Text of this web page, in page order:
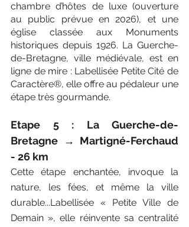
chambre d’hôtes de luxe (ouverture
au public prévue en 2026), et une
église classée aux Monuments
historiques depuis 1926. La Guerche-
de-Bretagne, ville médiévale, est en
ligne de mire : Labellisée Petite Cité de
Caractère®, elle offre au pédaleur une
étape très gourmande.
Etape 5 : La Guerche-de-
Bretagne → Martigné-Ferchaud
- 26 km
Cette étape enchantée, invoque la
nature, les fées, et même la ville
durable...Labellisée « Petite Ville de
Demain », elle réinvente sa centralité